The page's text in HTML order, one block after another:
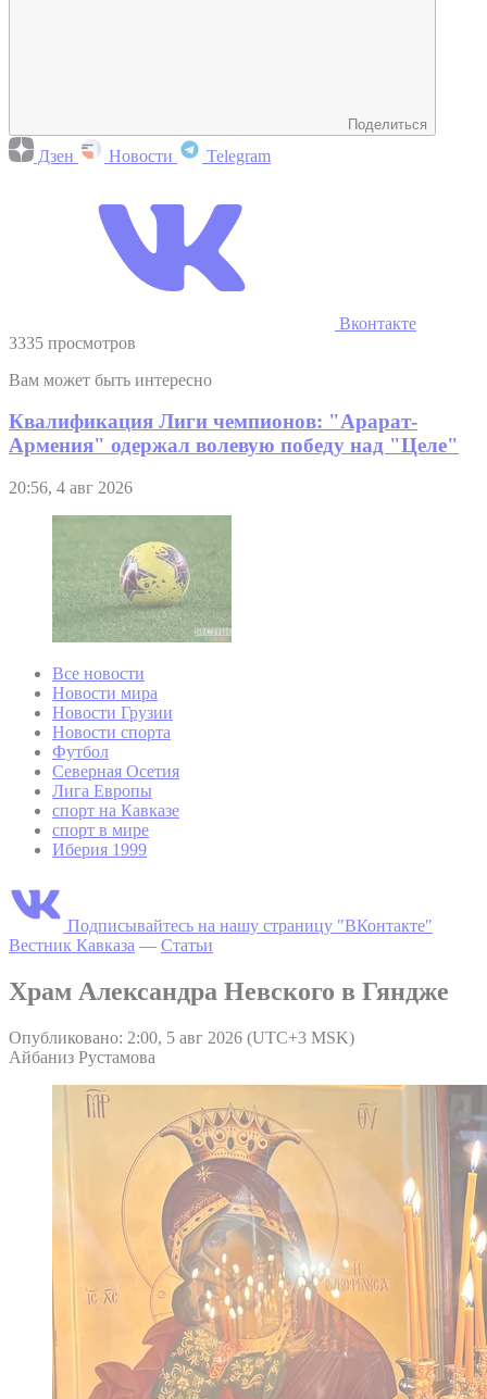
Поделиться
Дзен Новости Telegram
Вконтакте
3335 просмотров
Вам может быть интересно
Квалификация Лиги чемпионов: "Арарат-
Армения" одержал волевую победу над "Целе"
20:56, 4 авг 2026
Все новости
Новости мира
Новости Грузии
Новости спорта
Футбол
Северная Осетия
Лига Европы
спорт на Кавказе
спорт в мире
Иберия 1999
Подписывайтесь на нашу страницу "ВКонтакте"
Вестник Кавказа — Статьи
Храм Александра Невского в Гяндже
Опубликовано: 2:00, 5 авг 2026 (UTC+3 MSK)
Айбаниз Рустамова